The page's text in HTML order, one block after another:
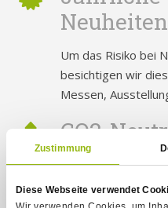
Zustimmung
Diese Webseite verwendet
Um das Risiko bei
besichtigen wir
Messen,
CO2-
Unsere
Biomasse-Energie
nur mit